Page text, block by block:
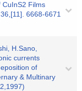
CuInS2 Films
6668-6671
H.Sano,
currents
of
& Multinary